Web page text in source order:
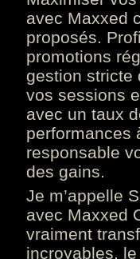
avec Maxxed
proposés.
promotions
gestion stricte
vos sessions
avec un taux
performances
responsable
des gains.
Je m’appelle
avec Maxxed
vraiment
incroyables,